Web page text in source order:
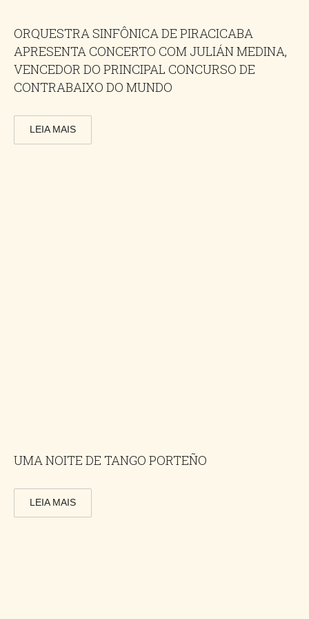
ORQUESTRA SINFÔNICA DE PIRACICABA
APRESENTA CONCERTO COM JULIÁN MEDINA,
VENCEDOR DO PRINCIPAL CONCURSO DE
CONTRABAIXO DO MUNDO
LEIA MAIS
UMA NOITE DE TANGO PORTEÑO
LEIA MAIS